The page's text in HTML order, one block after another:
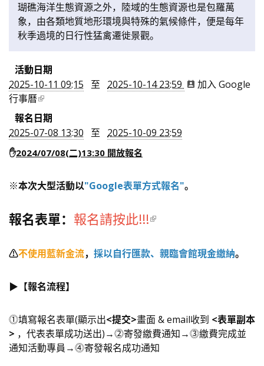
瑚礁海洋生態資源之外，陸域的生態資源也是包羅萬
象，由各類地質地形環境與特殊的氣候條件，便是每年
秋季過境的日行性猛禽遷徙景觀。
活動日期
2025-10-11 09:15 至 2025-10-14 23:59
加入 Google
行事曆
報名日期
2025-07-08 13:30 至 2025-10-09 23:59
✋2024/07/08(二)13:30 開放報名
※本次大型活動以"Google表單方式報名"。
報名表單： 報名請按此!!!
⚠️不使用藍新金流， 採以自行匯款、親臨會館現金繳納。
▶️【報名流程】
⓵填寫報名表單(顯示出<提交>畫面 & email收到 <表單副本
> ，代表表單成功送出)→⓶寄發繳費通知→⓷繳費完成並
通知活動專員→⓸寄發報名成功通知